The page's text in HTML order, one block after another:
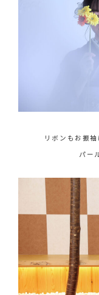
リボンもお振
パー